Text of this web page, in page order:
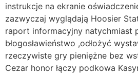
instrukcje na ekranie
zazwyczaj wyglądają Hoosier
raport informacyjny natychmiast
błogosławieństwo ,odłożyć
rzeczywiste gry pieniężne bez
Cezar honor łączy podkowa